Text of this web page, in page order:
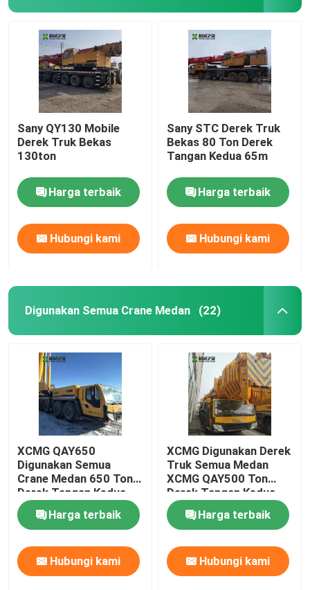
Sany QY130 Mobile
Derek Truk Bekas
130ton
Harga terbaik
Hubungi kami
Sany STC Derek Truk
Bekas 80 Ton Derek
Tangan Kedua 65m
Harga terbaik
Hubungi kami
Digunakan Semua Crane Medan (22)
XCMG QAY650
Digunakan Semua
Crane Medan 650 Ton
Derek Tangan Kedua
Harga terbaik
Hubungi kami
XCMG Digunakan Derek
Truk Semua Medan
XCMG QAY500 Ton
Derek Tangan Kedua
Harga terbaik
Hubungi kami